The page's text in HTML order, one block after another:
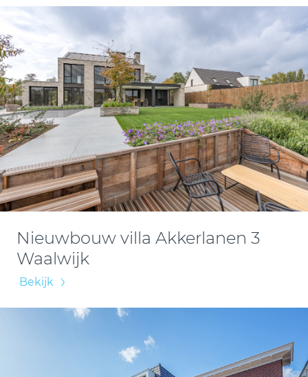
Nieuwbouw villa Akkerlanen 3
Waalwijk
Bekijk